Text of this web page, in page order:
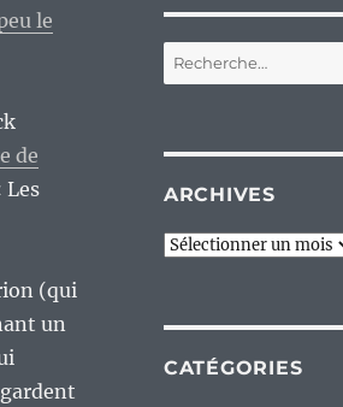
le
de
Les
(qui
un
Recherche
pour :
ARCHIVES
Archives
CATÉGORIES